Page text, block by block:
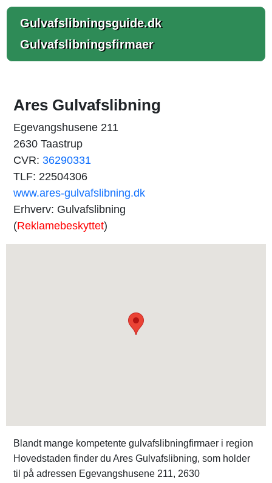
Gulvafslibningsguide.dk
Gulvafslibningsfirmaer
Ares Gulvafslibning
Egevangshusene 211
2630 Taastrup
CVR: 36290331
TLF: 22504306
www.ares-gulvafslibning.dk
Erhverv: Gulvafslibning
(Reklamebeskyttet)
Blandt mange kompetente gulvafslibningfirmaer i region
Hovedstaden finder du Ares Gulvafslibning, som holder
til på adressen Egevangshusene 211, 2630